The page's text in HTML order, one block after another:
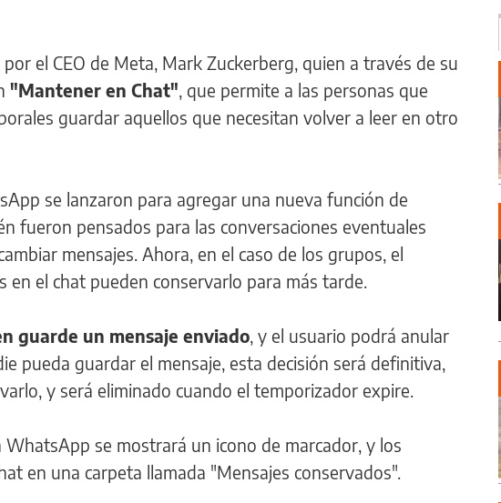
el CEO de Meta, Mark Zuckerberg, quien a través de su
"Mantener en Chat" , que permite a las personas que
guardar aquellos que necesitan volver a leer en otro
se lanzaron para agregar una nueva función de
fueron pensados para las conversaciones eventuales
mensajes. Ahora, en el caso de los grupos, el
el chat pueden conservarlo para más tarde.
guarde un mensaje enviado , y el usuario podrá anular
pueda guardar el mensaje, esta decisión será definitiva,
y será eliminado cuando el temporizador expire.
se mostrará un icono de marcador, y los
en una carpeta llamada "Mensajes conservados".